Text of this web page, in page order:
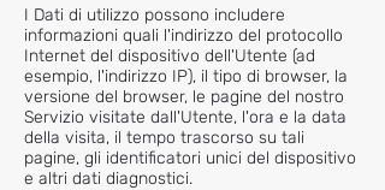
I Dati di utilizzo possono includere
informazioni quali l'indirizzo del protocollo
Internet del dispositivo dell'Utente (ad
esempio, l'indirizzo IP), il tipo di browser, la
versione del browser, le pagine del nostro
Servizio visitate dall'Utente, l'ora e la data
della visita, il tempo trascorso su tali
pagine, gli identificatori unici del dispositivo
e altri dati diagnostici.